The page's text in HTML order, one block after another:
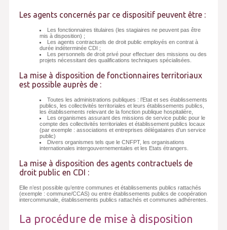
Les agents concernés par ce dispositif peuvent être :
Les fonctionnaires titulaires (les stagiaires ne peuvent pas être
mis à disposition) ;
Les agents contractuels de droit public employés en contrat à
durée indéterminée CDI ;
Les personnels de droit privé pour effectuer des missions ou des
projets nécessitant des qualifications techniques spécialisées.
La mise à disposition de fonctionnaires territoriaux
est possible auprès de :
Toutes les administrations publiques : l’Etat et ses établissements
publics, les collectivités territoriales et leurs établissements publics,
les établissements relevant de la fonction publique hospitalière,
Les organismes assurant des missions de service public pour le
compte des collectivités territoriales et établissement publics locaux
(par exemple : associations et entreprises délégataires d’un service
public)
Divers organismes tels que le CNFPT, les organisations
internationales intergouvernementales et les Etats étrangers.
La mise à disposition des agents contractuels de
droit public en CDI :
Elle n’est possible qu’entre communes et établissements publics rattachés
(exemple : commune/CCAS) ou entre établissements publics de coopération
intercommunale, établissements publics rattachés et communes adhérentes.
La procédure de mise à disposition